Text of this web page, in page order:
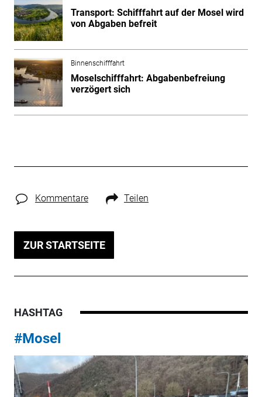
Transport: Schifffahrt auf der Mosel wird
von Abgaben befreit
Binnenschifffahrt
Moselschifffahrt: Abgabenbefreiung
verzögert sich
Kommentare Teilen
ZUR STARTSEITE
HASHTAG
#Mosel